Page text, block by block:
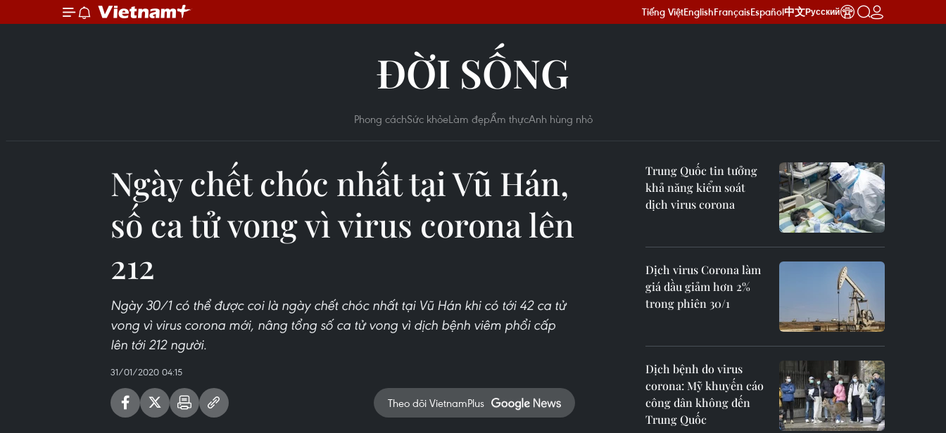
Tiếng ViệtEnglishFrançaisEspañol中文Русский
ĐỜI SỐNG
Phong cáchSức khỏeLàm đẹpẨm thựcAnh hùng nhỏ
Ngày chết chóc nhất tại Vũ Hán,
số ca tử vong vì virus corona lên
212
Ngày 30/1 có thể được coi là ngày chết chóc nhất tại Vũ Hán khi có tới 42 ca tử
vong vì virus corona mới, nâng tổng số ca tử vong vì dịch bệnh viêm phổi cấp
lên tới 212 người.
31/01/2020 04:15
Theo dõi VietnamPlus
Trung Quốc tin tưởng
khả năng kiểm soát
dịch virus corona
Dịch virus Corona làm
giá dầu giảm hơn 2%
trong phiên 30/1
Dịch bệnh do virus
corona: Mỹ khuyến cáo
công dân không đến
Trung Quốc